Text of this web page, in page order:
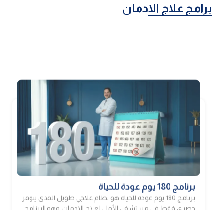
برامج علاج الادمان
برنامج 180 يوم عودة للحياة
برنامج 180 يوم عودة للحياة هو نظام علاجي طويل المدى يتوفر
حصري فقط في مستشفى الأمل لعلاج الإدمان، وهو البرنامج
الوحيد المتكامل في الشرق الأوسط لعلاج الإدمان وتأهيل
المرضى بشكل شامل، يمتد البرنامج لستة أشهر كاملة داخل
المجتمع العلاجي، وهو مصمم خصيصاً لحالات التشخيص